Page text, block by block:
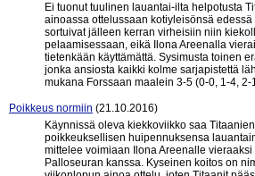
Ei tuonut tuulinen lauantai-ilta helpotusta
ainoassa ottelussaan kotiyleisönsä
sortuivat jälleen kerran virheisiin niin
pelaamisessaan, eikä Ilona Areenalla
tietenkään käyttämättä. Sysimusta toinen
jonka ansiosta kaikki kolme sarjapistettä
mukana Forssaan maalein 3-5 (0-0, 1-4, 2-
Poikkeus normiin (21.10.2016)
Käynnissä oleva kiekkoviikko saa
poikkeuksellisen huipennuksensa
mittelee voimiaan Ilona Areenalle
Palloseuran kanssa. Kyseinen koitos on